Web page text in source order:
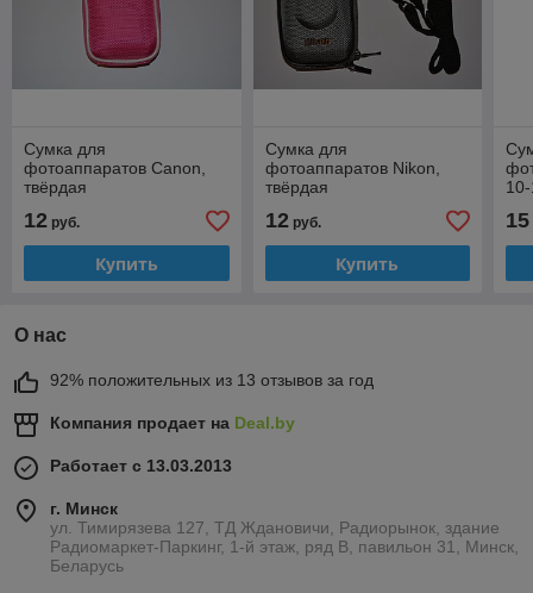
Сумка для
фотоаппаратов Canon,
твёрдая
12 руб.
Купить
Сумка для
фотоаппаратов Nikon,
твёрдая
12руб.
Купить
15
О нас
92% положительных из 13 отзывов за год
Компания продает на Deal.by
Работает с 13.03.2013
г. Минск
ул. Тимирязева 127, ТД Ждановичи, Радиорынок, здание
Радиомаркет-Паркинг, 1-й этаж, ряд В, павильон 31, Минск,
Беларусь